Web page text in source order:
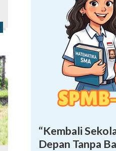
“Kembali
Depan Tanpa